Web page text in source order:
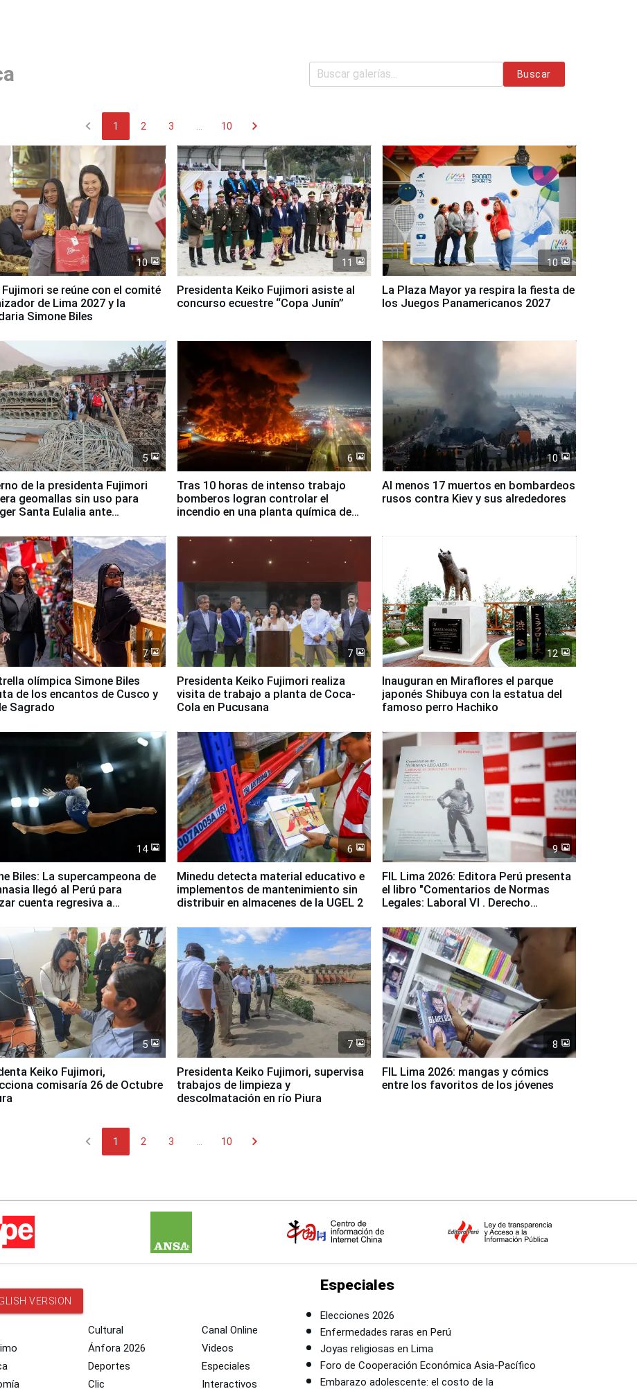
Buscar
chevron_left 1 2 3 10 chevron_right
10
Fujimori se reúne con el comité
de Lima 2027 y la
Simone Biles
11
Presidenta Keiko Fujimori asiste al
concurso ecuestre “Copa Junín”
10
La Plaza Mayor ya respira la fiesta de
los Juegos Panamericanos 2027
5
de la presidenta Fujimori
geomallas sin uso para
Santa Eulalia ante
6
Tras 10 horas de intenso trabajo
bomberos logran controlar el
incendio en una planta química de
10
Al menos 17 muertos en bombardeos
rusos contra Kiev y sus alrededores
7
olímpica Simone Biles
de los encantos de Cusco y
Sagrado
7
Presidenta Keiko Fujimori realiza
visita de trabajo a planta de Coca-
Cola en Pucusana
12
Inauguran en Miraflores el parque
japonés Shibuya con la estatua del
famoso perro Hachiko
14
Biles: La supercampeona de
llegó al Perú para
cuenta regresiva a
6
Minedu detecta material educativo e
implementos de mantenimiento sin
distribuir en almacenes de la UGEL 2
9
FIL Lima 2026: Editora Perú presenta
el libro "Comentarios de Normas
Legales: Laboral Vl . Derecho
5
Fujimori,
comisaría 26 de Octubre
7
Presidenta Keiko Fujimori, supervisa
trabajos de limpieza y
descolmatación en río Piura
8
FIL Lima 2026: mangas y cómics
entre los favoritos de los jóvenes
chevron_left 1 2 3 10 chevron_right
VERSION
Cultural
Ánfora 2026
Deportes
Clic
Canal Online
Videos
Especiales
Interactivos
Especiales
Elecciones 2026
Enfermedades raras en Perú
Joyas religiosas en Lima
Foro de Cooperación Económica Asia-Pacífico
Embarazo adolescente: el costo de la